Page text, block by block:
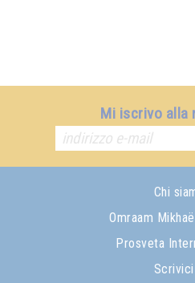
Mi iscrivo alla
Chi
Omraam
Prosveta
Scrivici